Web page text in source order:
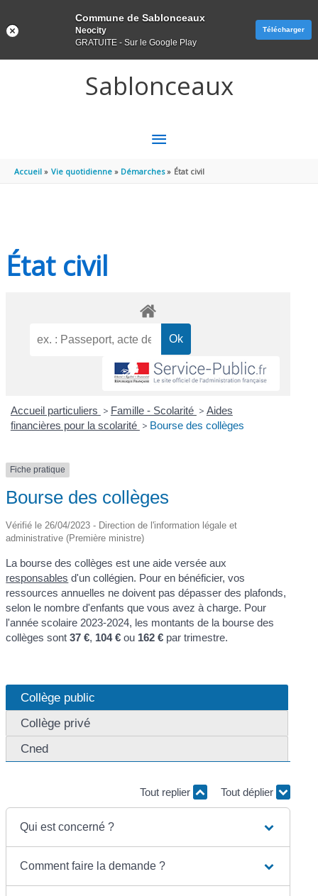
Sablonceaux
MENU
PRINCIPAL
Accueil Vie quotidienne Démarches État civil
État civil
Accueil particuliers > Famille - Scolarité > Aides
financières pour la scolarité > Bourse des collèges
Fiche pratique
Bourse des collèges
Vérifié le 26/04/2023 - Direction de l'information légale et
administrative (Première ministre)
La bourse des collèges est une aide versée aux
responsables d'un collégien. Pour en bénéficier, vos
ressources annuelles ne doivent pas dépasser des plafonds,
selon le nombre d'enfants que vous avez à charge. Pour
l'année scolaire 2023-2024, les montants de la bourse des
collèges sont37 €, 104 € ou 162 € par trimestre.
Collège public
Collège privé
Cned
Tout replier Tout déplier
Qui est concerné ?
Comment faire la demande ?
Commune de Sablonceaux
Neocity
GRATUITE - Sur le Google Play
Télécharger